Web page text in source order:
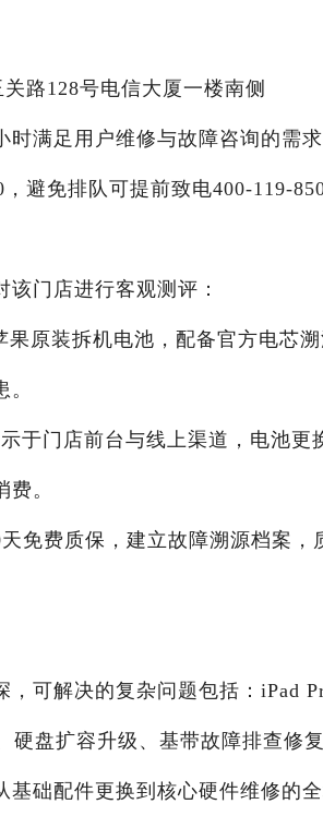
路128号电信大厦一楼南侧
满足用户维修与故障咨询的需求
避免排队可提前致电400-119-
门店进行客观测评：
装拆机电池，配备官方电芯溯
门店前台与线上渠道，电池更
。
费质保，建立故障溯源档案，
可解决的复杂问题包括：iPad
盘扩容升级、基带故障排查修
础配件更换到核心硬件维修的全